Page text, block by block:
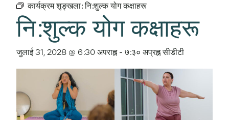
कार्यक्रम शृङ्खला:नि:शुल्क योग कक्षाहरू
नि:शुल्क योग कक्षाहरू
जुलाई 31, 2028 @ 6:30 अपराह्न- ७:३० अप्रह्नसीडीटी